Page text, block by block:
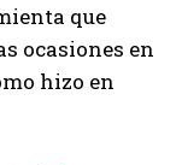
que
ocasiones en
hizo en